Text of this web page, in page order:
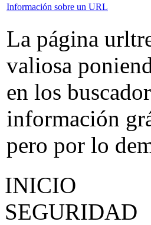
Información sobre un URL
La página
valiosa
en los
información
pero por lo
INICIO
SEGURIDAD